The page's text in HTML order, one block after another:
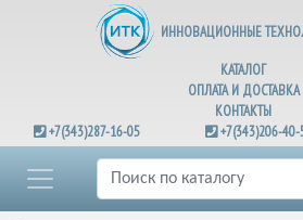
ИННОВАЦИОННЫЕ
КАТАЛОГ
ОПЛАТА И ДОСТАВКА
КОНТАКТЫ
+7(343)287-16-05
+7(343)206-40-